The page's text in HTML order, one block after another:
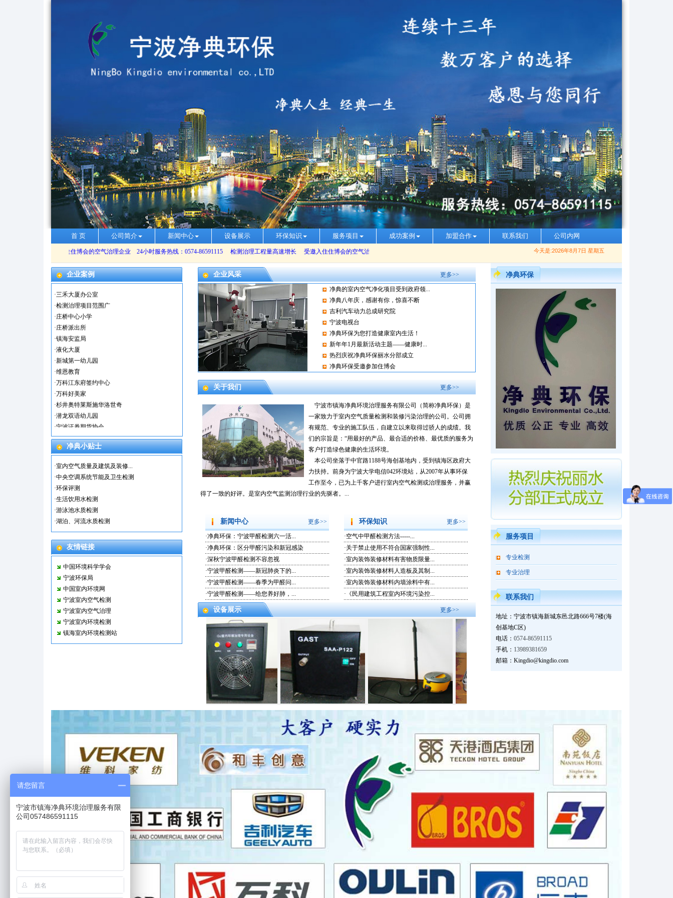
首 页 公司简介 新闻中心 设备展示 环保知识 服务项目 成功案例 加盟合作 联系我们 公司内网
今天是:2026年8月7日 星期五
企业案例
鄞州商会大厦
中铸信息科技有限公司
舟山幼儿园
·杭州湾奥特莱斯
宁波菁华创梦空间
·宁波双桥社区
·江东实验幼儿园
检测治理项目范围广
庄桥中心小学
庄桥派出所
镇海安监局
液化大厦
新城第一幼儿园
维恩教育
万科江东府签约中心
万科好美家
杉井奥特莱斯施华洛世奇
潜龙双语幼儿园
宁波证券期货协会
·宁波海洋与渔业研究院
·宁波海洋研究院
宁波大学农贸
美的公园天下
净典小贴士
·室内空气质量及建筑及装修...
·中央空调系统节能及卫生检测
·环保评测
·生活饮用水检测
·游泳池水质检测
·湖泊、河流水质检测
友情链接
中国环境科学学会
宁波环保局
中国室内环境网
宁波室内空气检测
宁波室内空气治理
宁波室内环境检测
镇海室内环境检测站
企业风采 更多>>
净典的室内空气净化项目受到政府领...
净典八年庆，感谢有你，惊喜不断
吉利汽车动力总成研究院
宁波电视台
净典环保为您打造健康室内生活！
新年年1月最新活动主题——健康时...
热烈庆祝净典环保丽水分部成立
净典环保受邀参加住博会
关于我们 更多>>
宁波市镇海净典环境治理服务有限公司（简称净典环保）是
一家致力于室内空气质量检测和装修污染治理的公司。公司拥
有规范、专业的施工队伍，自建立以来取得过骄人的成绩。我
们的宗旨是：“用最好的产品、最合适的价格、最优质的服务为
客户打造绿色健康的生活环境。
本公司坐落于中官路1188号海创基地内，受到镇海区政府大
力扶持。前身为宁波大学电信042环境站，从2007年从事环保
工作至今，已为上千客户进行室内空气检测或治理服务，并赢
得了一致的好评。是室内空气监测治理行业的先驱者。...
新闻中心 更多>>
·净典环保：宁波甲醛检测六一活...
·净典环保：区分甲醛污染和新冠感染
·深秋宁波甲醛检测不容忽视
·宁波甲醛检测——新冠肺炎下的...
·宁波甲醛检测——春季为甲醛问...
·宁波甲醛检测——给您养好肺，...
环保知识 更多>>
·空气中甲醛检测方法-----...
·关于禁止使用不符合国家强制性...
·室内装饰装修材料有害物质限量...
·室内装饰装修材料人造板及其制...
·室内装饰装修材料内墙涂料中有...
· 《民用建筑工程室内环境污染控...
设备展示 更多>>
净典环保
服务项目
专业检测
专业治理
联系我们
地址：宁波市镇海新城东邑北路666号7楼(海
创基地C区)
电话： 0574-86591115
手机： 13989381659
邮箱：Kingdio@kingdio.com
请您留言
宁波市镇海净典环境治理服务有限
公司057486591115